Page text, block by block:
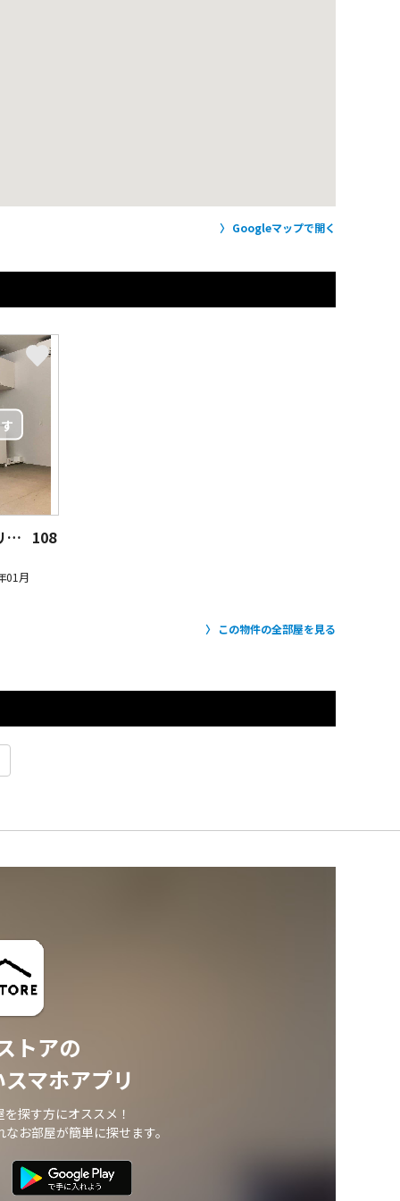
Googleマップで開く
明治神宮前 裏路地のスタイリッシュライフ 108
01月
この物件の全部屋を見る
トアの
マホアプリ
探す方にオススメ！
お部屋が簡単に探せます。